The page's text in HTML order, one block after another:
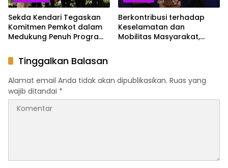
Sekda Kendari Tegaskan
Komitmen Pemkot dalam
Medukung Penuh Program
Berkontribusi terhadap
Keselamatan dan
Mobilitas Masyarakat,
Awards 2026
Tinggalkan Balasan
Alamat email Anda tidak akan dipublikasikan. Ruas yang
wajib ditandai *